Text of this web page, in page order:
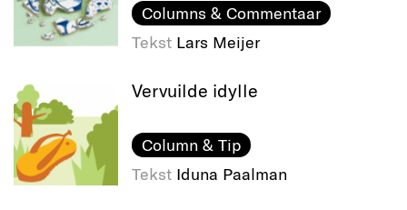
Columns & Commentaar
Tekst Lars Meijer
Vervuilde idylle
Column & Tip
Tekst Iduna Paalman